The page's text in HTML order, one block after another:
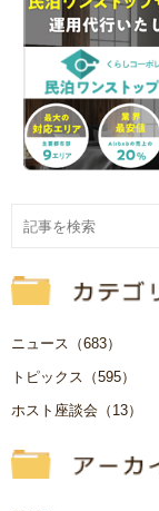
ニュース（683）
トピックス（595）
ホスト座談会（13）